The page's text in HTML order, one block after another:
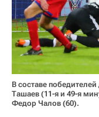
В составе
Ташаев (11-я и 49-я
Федор Чалов (60).